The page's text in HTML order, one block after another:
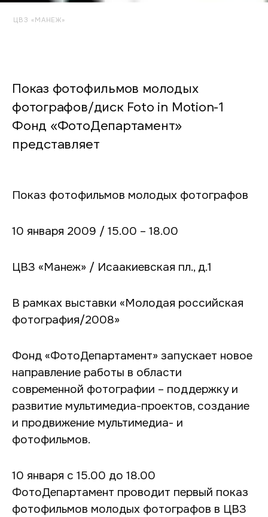
ЦВЗ «МАНЕЖ»
Показ фотофильмов молодых
фотографов/диск Foto in Motion-1
Фонд «ФотоДепартамент»
представляет
Показ фотофильмов молодых фотографов
10 января 2009 / 15.00 – 18.00
ЦВЗ «Манеж» / Исаакиевская пл., д.1
В рамках выставки «Молодая российская
фотография/2008»
Фонд «ФотоДепартамент» запускает новое
направление работы в области
современной фотографии – поддержку и
развитие мультимедиа-проектов, создание
и продвижение мультимедиа- и
фотофильмов.
10 января с 15.00 до 18.00
ФотоДепартамент проводит первый показ
фотофильмов молодых фотографов в ЦВЗ